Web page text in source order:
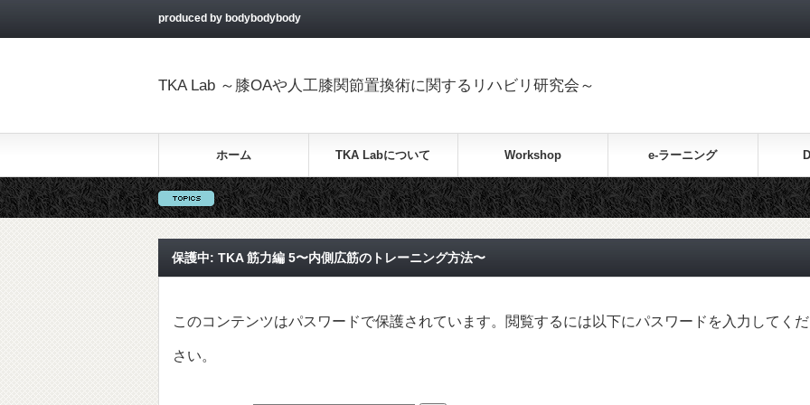
produced by bodybodybody
TKA Lab ～膝OAや人工膝関節置換術に関するリハビリ研究会～
ホーム TKA Labについて Workshop e-ラーニング
保護中: TKA 筋力編 5〜内側広筋のトレーニング方法〜
このコンテンツはパスワードで保護されています。閲覧するには以下にパスワードを入力してくだ
さい。